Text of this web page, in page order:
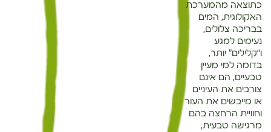
כתוצאה מהמערכת
האקולוגית, המים
בבריכה צלולים,
נעימים למגע
ו“קלילים” יותר,
בדומה למי מעיין
טבעיים, הם אינם
צורבים את העיניים
או מייבשים את העור
וחוויית הרחצה בהם
מרגישה טבעית,